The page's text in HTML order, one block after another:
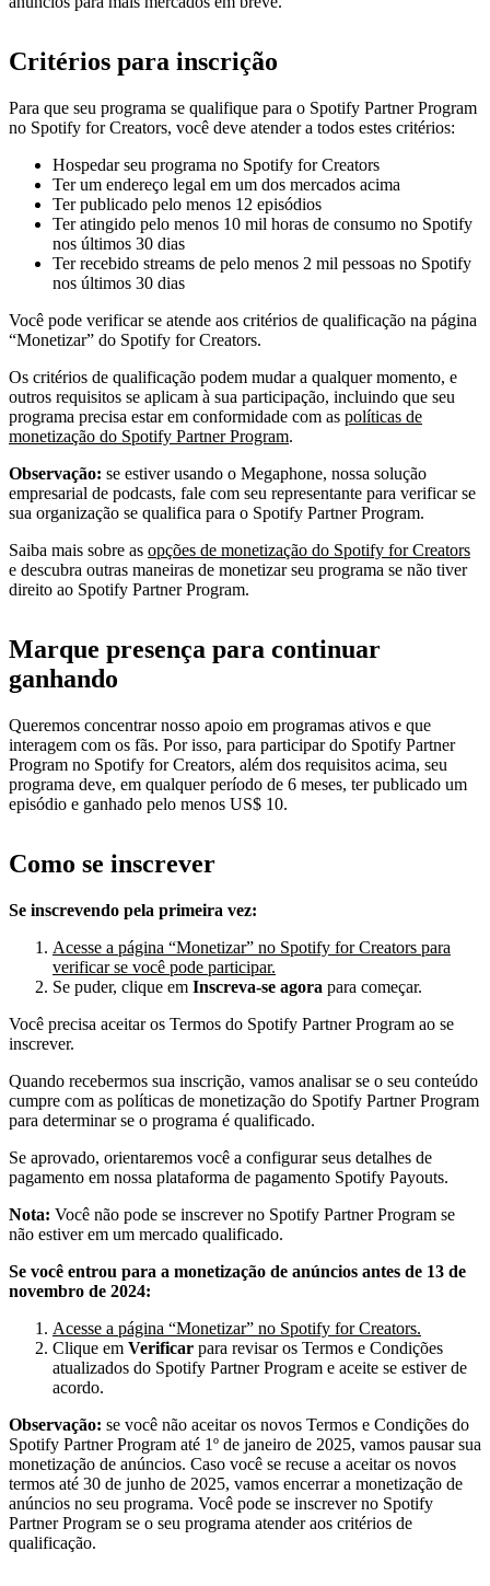
Critérios para inscrição
Para que seu programa se qualifique para o Spotify Partner Program
no Spotify for Creators, você deve atender a todos estes critérios:
Hospedar seu programa no Spotify for Creators
Ter um endereço legal em um dos mercados acima
Ter publicado pelo menos 12 episódios
Ter atingido pelo menos 10 mil horas de consumo no Spotify
nos últimos 30 dias
Ter recebido streams de pelo menos 2 mil pessoas no Spotify
nos últimos 30 dias
Você pode verificar se atende aos critérios de qualificação na página
“Monetizar” do Spotify for Creators.
Os critérios de qualificação podem mudar a qualquer momento, e
outros requisitos se aplicam à sua participação, incluindo que seu
programa precisa estar em conformidade com as políticas de
monetização do Spotify Partner Program.
Observação: se estiver usando o Megaphone, nossa solução
empresarial de podcasts, fale com seu representante para verificar se
sua organização se qualifica para o Spotify Partner Program.
Saiba mais sobre as opções de monetização do Spotify for Creators
e descubra outras maneiras de monetizar seu programa se não tiver
direito ao Spotify Partner Program.
Marque presença para continuar
ganhando
Queremos concentrar nosso apoio em programas ativos e que
interagem com os fãs. Por isso, para participar do Spotify Partner
Program no Spotify for Creators, além dos requisitos acima, seu
programa deve, em qualquer período de 6 meses, ter publicado um
episódio e ganhado pelo menos US$ 10.
Como se inscrever
Se inscrevendo pela primeira vez:
Acesse a página “Monetizar” no Spotify for Creators para
verificar se você pode participar.
Se puder, clique em Inscreva‑se agora para começar.
Você precisa aceitar os Termos do Spotify Partner Program ao se
inscrever.
Quando recebermos sua inscrição, vamos analisar se o seu conteúdo
cumpre com as políticas de monetização do Spotify Partner Program
para determinar se o programa é qualificado.
Se aprovado, orientaremos você a configurar seus detalhes de
pagamento em nossa plataforma de pagamento Spotify Payouts.
Nota: Você não pode se inscrever no Spotify Partner Program se
não estiver em um mercado qualificado.
Se você entrou para a monetização de anúncios antes de 13 de
novembro de 2024:
Acesse a página “Monetizar” no Spotify for Creators.
Clique em Verificar para revisar os Termos e Condições
atualizados do Spotify Partner Program e aceite se estiver de
acordo.
Observação: se você não aceitar os novos Termos e Condições do
Spotify Partner Program até 1º de janeiro de 2025, vamos pausar sua
monetização de anúncios. Caso você se recuse a aceitar os novos
termos até 30 de junho de 2025, vamos encerrar a monetização de
anúncios no seu programa. Você pode se inscrever no Spotify
Partner Program se o seu programa atender aos critérios de
qualificação.